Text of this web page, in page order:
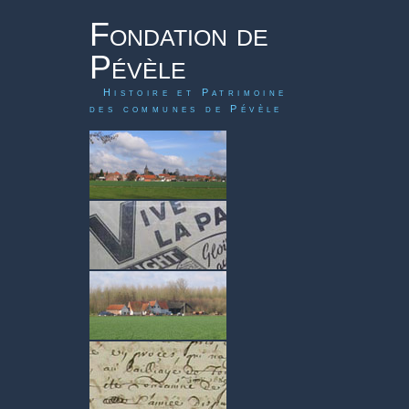
Fondation de
Pévèle
Histoire et Patrimoine
des communes de Pévèle